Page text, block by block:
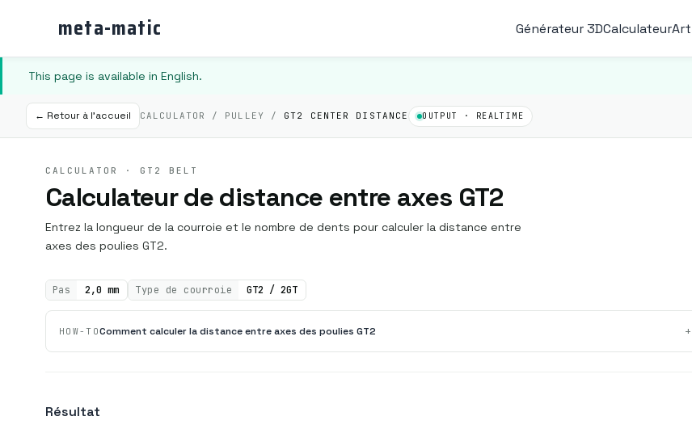
meta-matic Générateur 3DCalculateur
This page is available in English.
← Retour à l'accueil CALCULATOR / PULLEY / GT2 CENTER DISTANCE OUTPUT · REALTIME
CALCULATOR · GT2 BELT
Calculateur de distance entre axes GT2
Entrez la longueur de la courroie et le nombre de dents pour calculer la distance entre
axes des poulies GT2.
Pas 2,0 mm Type de courroie GT2 / 2GT
HOW-TOComment calculer la distance entre axes des poulies GT2 +
Résultat